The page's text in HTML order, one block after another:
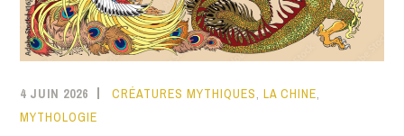
4 JUIN 2026 CRÉATURES MYTHIQUES,LA CHINE,
MYTHOLOGIE